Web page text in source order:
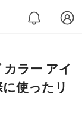
ラー アイ
使ったリ